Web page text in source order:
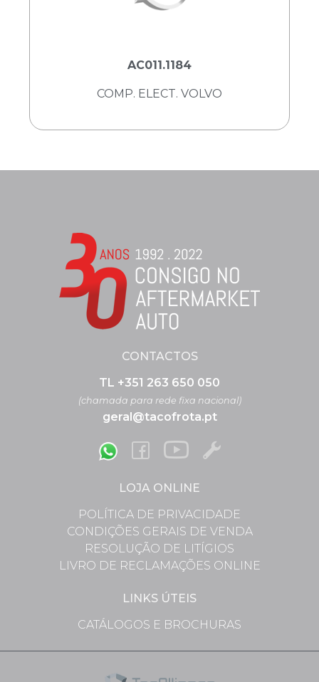
AC011.1184
COMP. ELECT. VOLVO
CONTACTOS
TL +351 263 650 050
(chamada para rede fixa nacional)
geral@tacofrota.pt
LOJA ONLINE
POLÍTICA DE PRIVACIDADE
CONDIÇÕES GERAIS DE VENDA
RESOLUÇÃO DE LITÍGIOS
LIVRO DE RECLAMAÇÕES ONLINE
LINKS ÚTEIS
CATÁLOGOS E BROCHURAS